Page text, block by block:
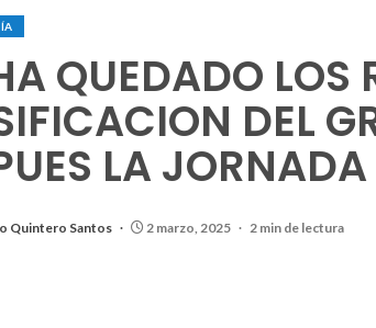
QUEDADO LOS
DEL
LA
Quintero Santos 2 marzo, 2025 2 min de lectura